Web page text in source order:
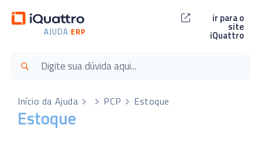
AJUDA ERP
ir para o
site
iQuattro
Início da Ajuda PCP Estoque
Estoque